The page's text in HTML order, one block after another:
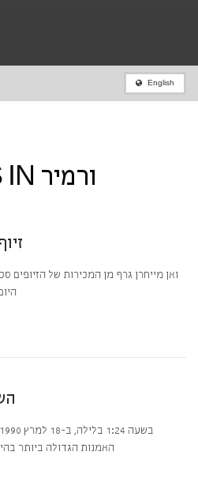
English
IN ורמיר
האמנות הגדולה ביותר